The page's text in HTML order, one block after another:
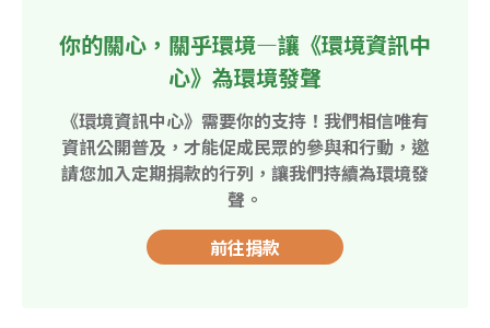
你的關心，關乎環境—讓《環境資訊中
心》為環境發聲
《環境資訊中心》需要你的支持！我們相信唯有
資訊公開普及，才能促成民眾的參與和行動，邀
請您加入定期捐款的行列，讓我們持續為環境發
聲。
前往捐款